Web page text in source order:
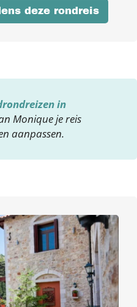
deze rondreis
in
Monique je reis
aanpassen.